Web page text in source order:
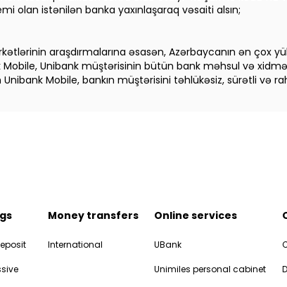
olan istənilən banka yaxınlaşaraq vəsaiti alsın;
araşdırmalarına əsasən, Azərbaycanın ən çox
Unibank müştərisinin bütün bank məhsul və
Mobile, bankın müştərisini təhlükəsiz, sürətli və
Money transfers
International
Online services
UBank
Unimiles personal cabinet